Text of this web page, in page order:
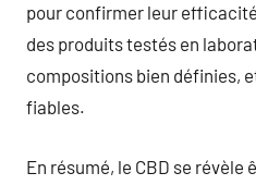
pour confirmer leur
des produits testés en
compositions bien définies,
fiables.
En résumé, le CBD se